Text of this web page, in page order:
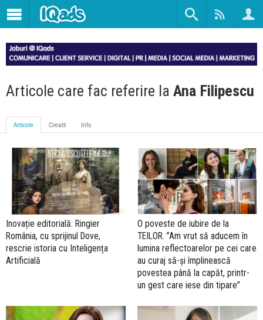
Articole care fac referire la Ana Filipescu
Articole Creatii Info
Inovație editorială: Ringier
România, cu sprijinul Dove,
rescrie istoria cu Inteligența
Artificială
O poveste de iubire de la
TEILOR. ”Am vrut să aducem în
lumina reflectoarelor pe cei care
au curaj să-și împlinească
povestea până la capăt, printr-
un gest care iese din tipare”